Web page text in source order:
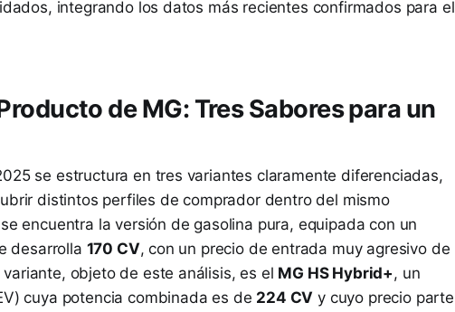
integrando los datos más recientes confirmados para el
de MG: Tres Sabores para un
se estructura en tres variantes claramente diferenciadas,
distintos perfiles de comprador dentro del mismo
encuentra la versión de gasolina pura, equipada con un
desarrolla 170 CV, con un precio de entrada muy agresivo de
objeto de este análisis, es el MG HS Hybrid+, un
cuya potencia combinada es de 224 CV y cuyo precio parte